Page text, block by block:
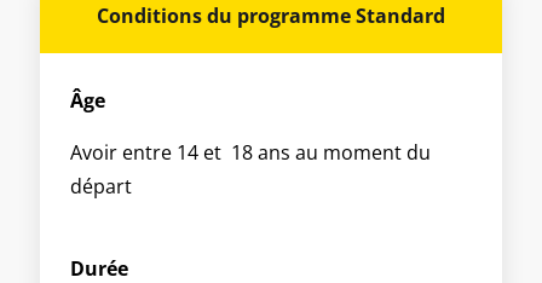
Conditions du programme Standard
Âge
Avoir entre 14 et 18 ans au moment du
départ
Durée